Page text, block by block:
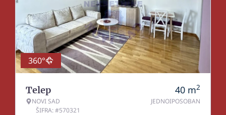
360°
Telep
NOVI SAD
ŠIFRA: #570321
40 m2
JEDNOIPOSOBAN